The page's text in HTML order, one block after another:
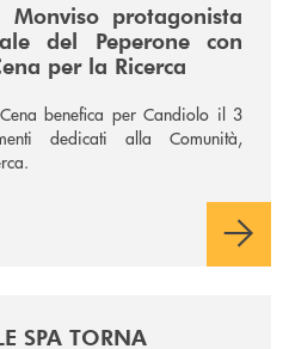
protagonista
del Peperone con
per la Ricerca
benefica per Candiolo il 3
dedicati alla Comunità,
SPA TORNA